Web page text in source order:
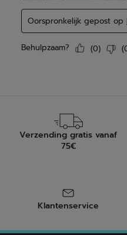
Verzending gratis vanaf
75€
Klantenservice